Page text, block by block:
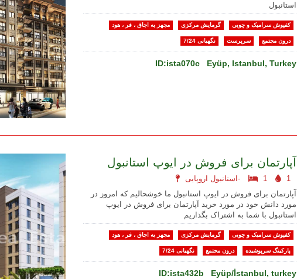
استانبول
مجهز به اجاق ، فر ، هود گرمایش مرکزی کفپوش سرامیک و چوبی
نگهبانی 7/24 سرپرست درون مجتمع
ID:ista070c Eyüp, Istanbul, Turkey
آپارتمان برای فروش در ایوپ استانبول
استانبول اروپایی- 1
1
آپارتمان برای فروش در ایوپ استانبول ما خوشحالیم که امروز در
مورد دانش خود در مورد خرید آپارتمان برای فروش در ایوپ
استانبول با شما به اشتراک بگذاریم
مجهز به اجاق ، فر ، هود گرمایش مرکزی کفپوش سرامیک و چوبی
نگهبانی 7/24 درون مجتمع پارکینگ سرپوشیده
ID:ista432b Eyüp/İstanbul, turkey